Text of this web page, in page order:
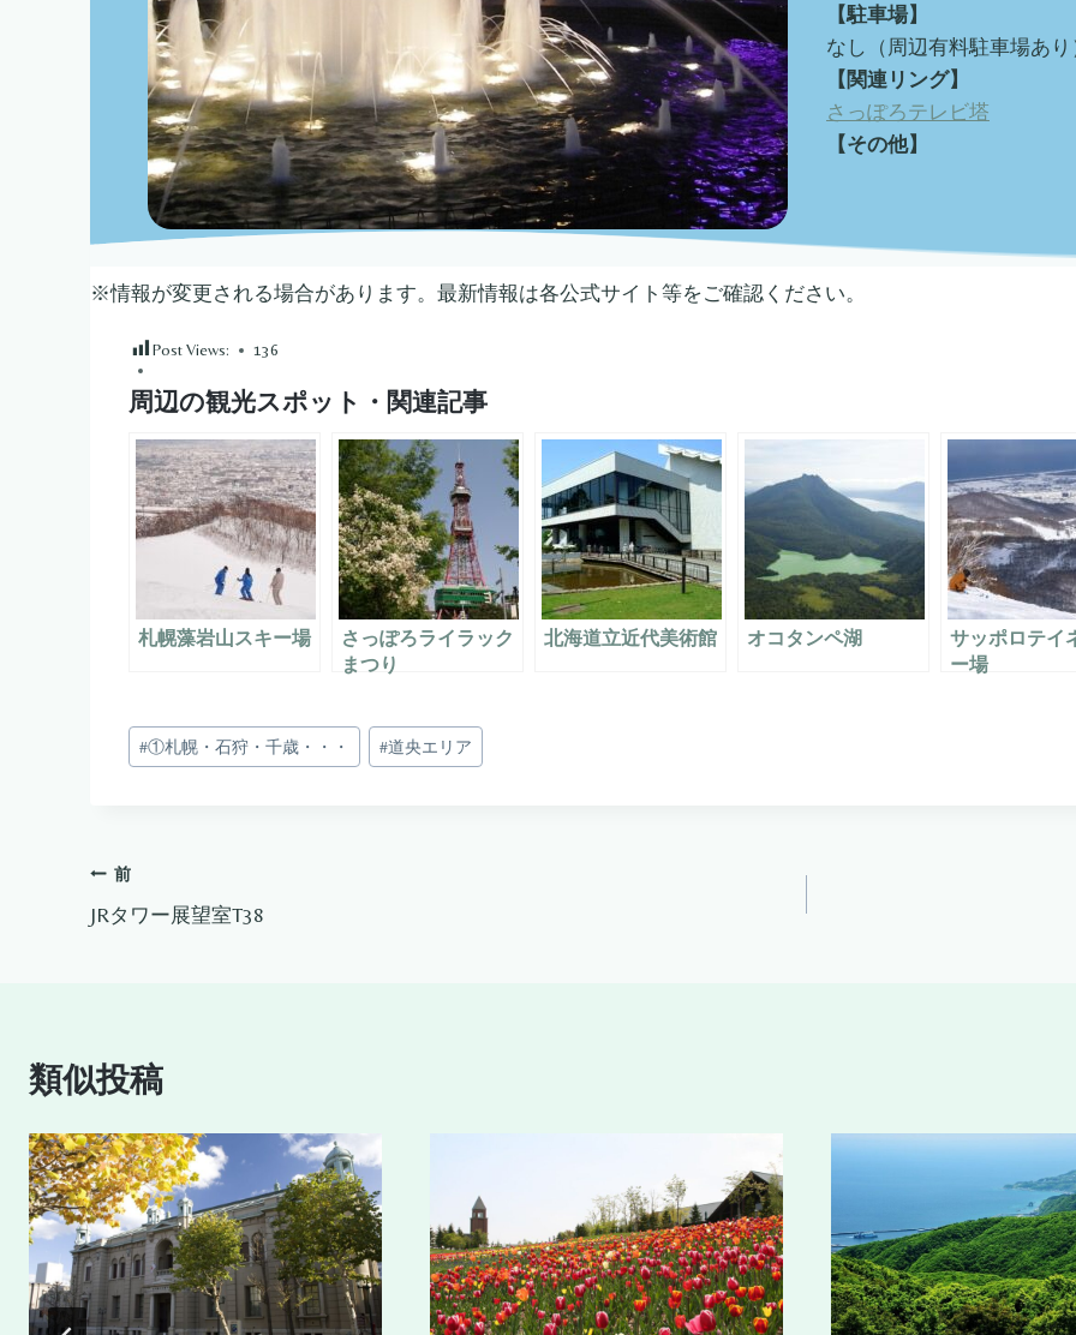
【駐車場】
なし（周辺有料駐車場あり
【関連リング】
さっぽろテレビ塔
【その他】
※情報が変更される場合があります。最新情報は各公式サイト等をご確認ください。
Post Views: 136
周辺の観光スポット・関連記事
札幌藻岩山スキー場
さっぽろライラック
まつり
北海道立近代美術館 オコタンペ湖
サッポロテイ
ー場
投
稿
#①札幌・石狩・千歳・・・ #道央エリア
投
稿
ゲ
ー
シ
ョ
ン
前
JRタワー展望室T38
類似投稿